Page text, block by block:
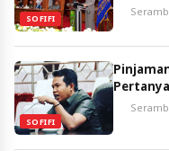
SOFIFI
SOFIFI